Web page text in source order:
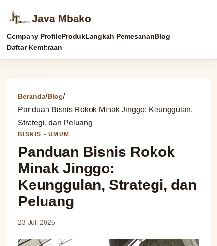
Java Mbako
Company ProfileProdukLangkah PemesananBlog
Daftar Kemitraan
Beranda/Blog/
Panduan Bisnis Rokok Minak Jinggo: Keunggulan,
Strategi, dan Peluang
BISNIS • UMUM
Panduan Bisnis Rokok
Minak Jinggo:
Keunggulan, Strategi, dan
Peluang
23 Juli 2025